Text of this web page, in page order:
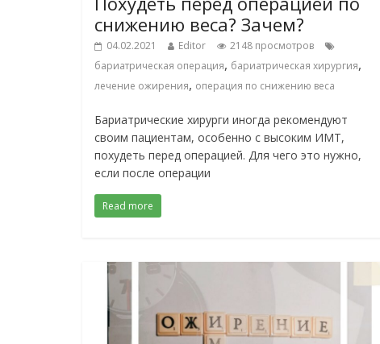
снижению веса? Зачем?
04.02.2021 Editor
2148 просмотров
бариатрическая операция, бариатрическая хирургия,
лечение ожирения, операция по снижению веса
Бариатрические хирурги иногда рекомендуют
своим пациентам, особенно с высоким ИМТ,
похудеть перед операцией. Для чего это нужно,
если после операции
Read more